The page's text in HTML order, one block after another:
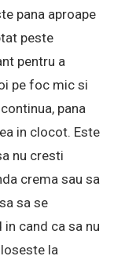
pana aproape
peste
pentru a
pe foc mic si
pana
in clocot. Este
nu cresti
crema sau sa
sa se
cand ca sa nu
la